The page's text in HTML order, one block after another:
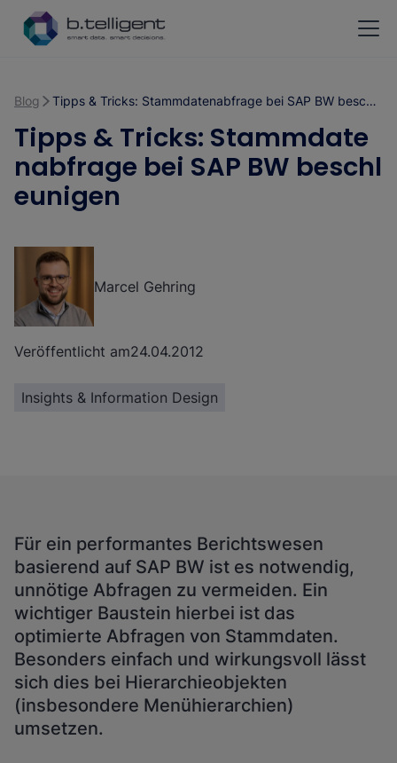
Zum Hauptinhalt springen
Blog Tipps & Tricks: Stammdatenabfrage bei SAP BW beschleunigen
Tipps & Tricks: Stammdate
nabfrage bei SAP BW beschl
eunigen
Marcel Gehring
Veröffentlicht am24.04.2012
Insights & Information Design
Für ein performantes Berichtswesen
basierend auf SAP BW ist es notwendig,
unnötige Abfragen zu vermeiden. Ein
wichtiger Baustein hierbei ist das
optimierte Abfragen von Stammdaten.
Besonders einfach und wirkungsvoll lässt
sich dies bei Hierarchieobjekten
(insbesondere Menühierarchien)
umsetzen.